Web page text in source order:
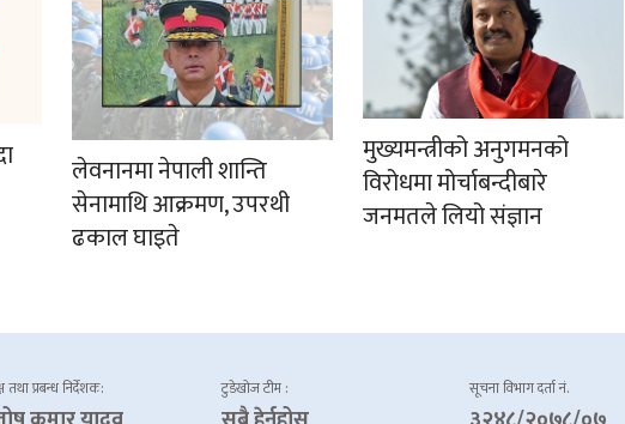
लेवनानमा नेपाली शान्ति
सेनामाथि आक्रमण, उपरथी
ढकाल घाइते
मुख्यमन्त्रीको अनुगमनको
विरोधमा मोर्चाबन्दीबारे
जनमतले लियो संज्ञान
तथा प्रबन्ध निर्देशक: टुडेखोज टीम : सूचना विभाग दर्ता नं.